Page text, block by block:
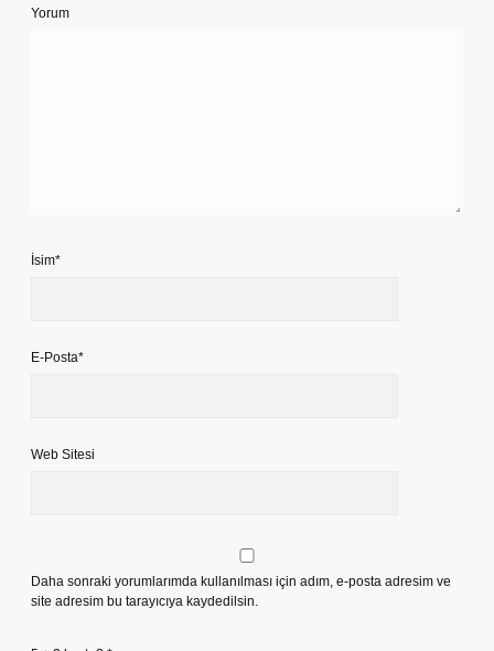
Yorum
İsim*
E-Posta*
Web Sitesi
Daha sonraki yorumlarımda kullanılması için adım, e-posta adresim ve
site adresim bu tarayıcıya kaydedilsin.